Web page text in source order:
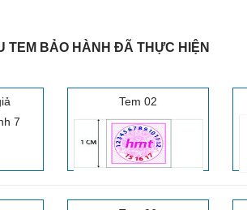
TEM BẢO HÀNH ĐÃ THỰC HIỆN
Tem 02